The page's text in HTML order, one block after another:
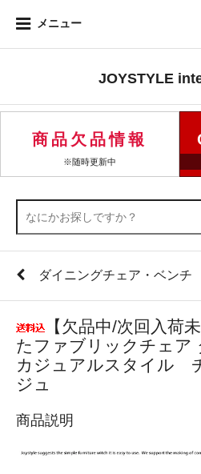
メニュー
JOYSTYLE
商品欠品情報
※随時更新中
ダイニングチェア・ベンチ
【欠品中/次回入荷
たファブリックチェア
カジュアルスタイル
ジュ
商品説明